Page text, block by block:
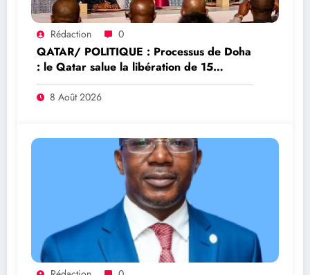
Rédaction 0
QATAR/ POLITIQUE : Processus de Doha
: le Qatar salue la libération de 15
détenus et leur transfert à l’AFC/M23
8 Août 2026